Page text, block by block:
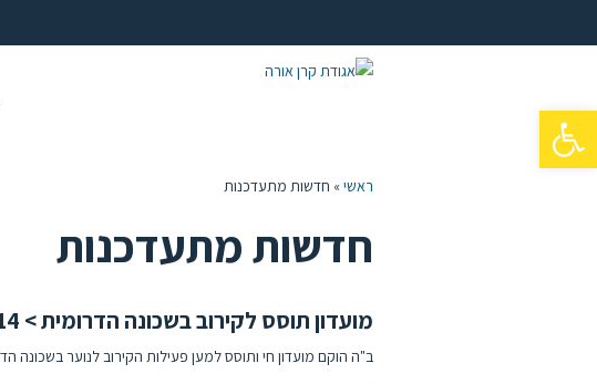
פתח סרגל נגישות
ראשי» חדשות מתעדכנות
חדשות מתעדכנות
מועדון תוסס לקירוב בשכונה הדרומית > 054-8409614
ב"ה הוקם מועדון חי ותוסס למען פעילות הקירוב לנוער בשכונה הדרומית,